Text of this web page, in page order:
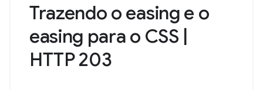
Trazendo o easing e o
easing para o CSS |
HTTP 203